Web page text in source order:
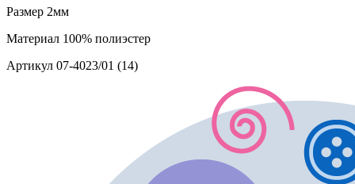
Размер 2мм
Материал 100% полиэстер
Артикул 07-4023/01 (14)